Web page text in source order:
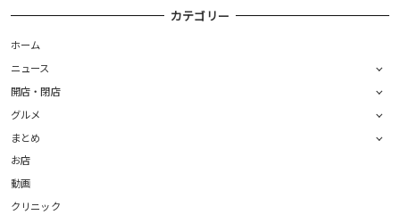
カテゴリー
ホーム
ニュース
開店・閉店
グルメ
まとめ
お店
動画
クリニック